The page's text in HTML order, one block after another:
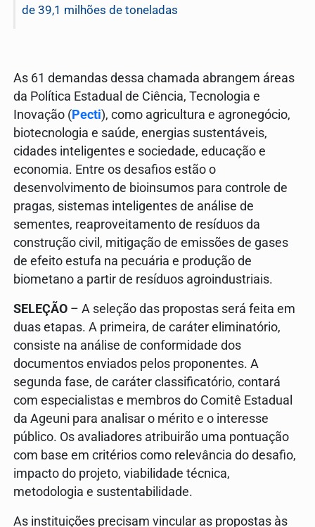
de 39,1 milhões de toneladas
As 61 demandas dessa chamada abrangem áreas
da Política Estadual de Ciência, Tecnologia e
Inovação (Pecti), como agricultura e agronegócio,
biotecnologia e saúde, energias sustentáveis,
cidades inteligentes e sociedade, educação e
economia. Entre os desafios estão o
desenvolvimento de bioinsumos para controle de
pragas, sistemas inteligentes de análise de
sementes, reaproveitamento de resíduos da
construção civil, mitigação de emissões de gases
de efeito estufa na pecuária e produção de
biometano a partir de resíduos agroindustriais.
SELEÇÃO – A seleção das propostas será feita em
duas etapas. A primeira, de caráter eliminatório,
consiste na análise de conformidade dos
documentos enviados pelos proponentes. A
segunda fase, de caráter classificatório, contará
com especialistas e membros do Comitê Estadual
da Ageuni para analisar o mérito e o interesse
público. Os avaliadores atribuirão uma pontuação
com base em critérios como relevância do desafio,
impacto do projeto, viabilidade técnica,
metodologia e sustentabilidade.
As instituições precisam vincular as propostas às